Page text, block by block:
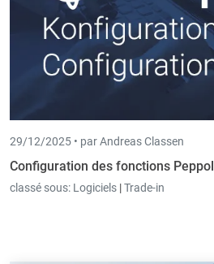
29/12/2025 • par Andreas Classen
Configuration des fonctions Peppol
classé sous: Logiciels |Trade-in